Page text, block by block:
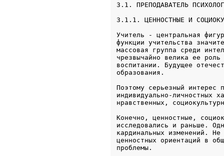
3.1. ПРЕПОДАВАТЕЛЬ
3.1.1. ЦЕННОСТНЫЕ И
Учитель - центральная
функции учительства
массовая группа среди
чрезвычайно велика ее
воспитании. Будущее
образования.
Поэтому серьезный интерес
индивидуально-личностных
нравственных,
Конечно, ценностные,
исследовались и раньше.
кардинальных изменений.
ценностных ориентаций в
проблемы.